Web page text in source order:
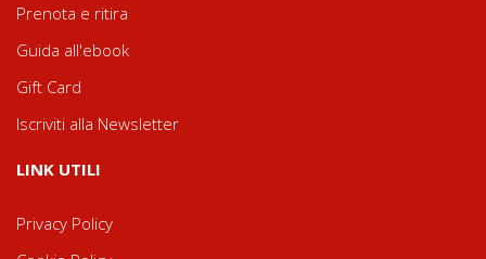
Prenota e ritira
Guida all'ebook
Gift Card
Iscriviti alla Newsletter
LINK UTILI
Privacy Policy